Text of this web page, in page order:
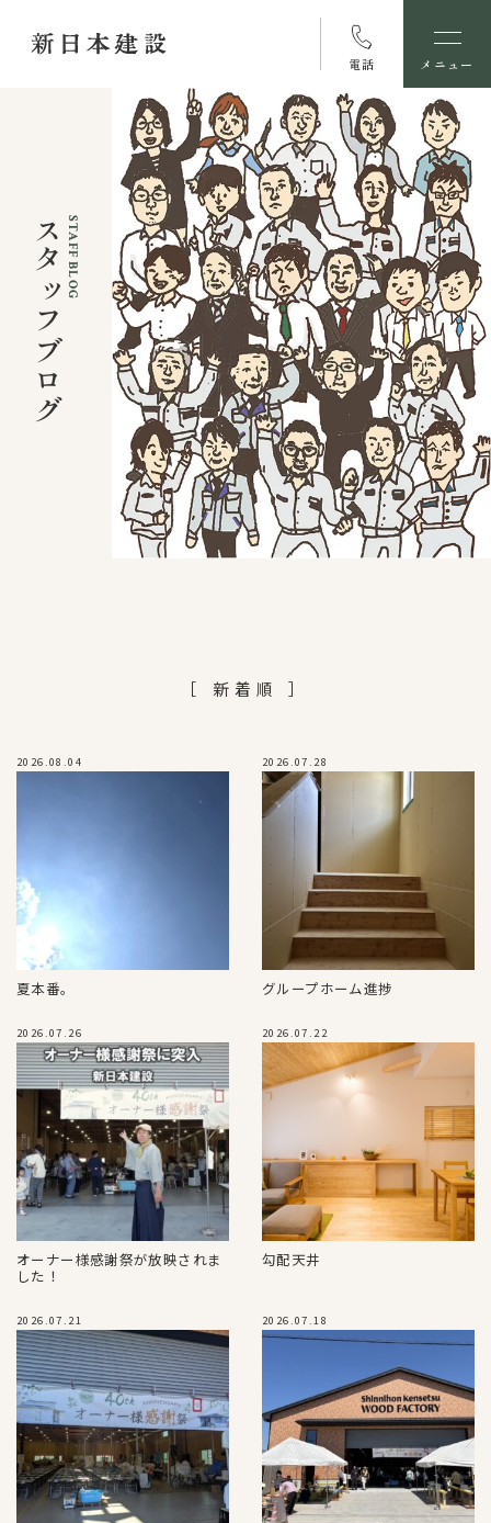
電話 メニュー
スタッフブログ
［ 新着順 ］
2026.08.04
夏本番。
2026.07.28
グループホーム進捗
2026.07.26
オーナー様感謝祭が放映されま
した！
2026.07.22
勾配天井
2026.07.21 2026.07.18